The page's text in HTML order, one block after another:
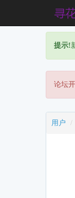
提示!
论坛
用户